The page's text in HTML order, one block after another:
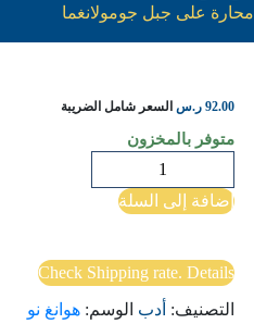
محارة على جبل جومولانغما
92.00 ر.س السعر شامل الضريبة
متوفر بالمخزون
محارة
على
جومولانغما
إضافة إلى السلة
Check Shipping rate. Details
التصنيف: أدب الوسم:هوانغ نو